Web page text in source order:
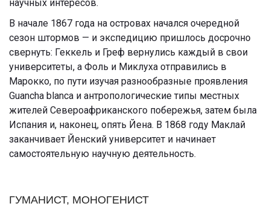
научных интересов.
В начале 1867 года на островах начался очередной
сезон штормов — и экспедицию пришлось досрочно
свернуть: Геккель и Греф вернулись каждый в свои
университеты, а Фоль и Миклуха отправились в
Марокко, по пути изучая разнообразные проявления
Guancha blanca и антропологические типы местных
жителей Североафриканского побережья, затем была
Испания и, наконец, опять Йена. В 1868 году Маклай
заканчивает Йенский университет и начинает
самостоятельную научную деятельность.
ГУМАНИСТ, МОНОГЕНИСТ